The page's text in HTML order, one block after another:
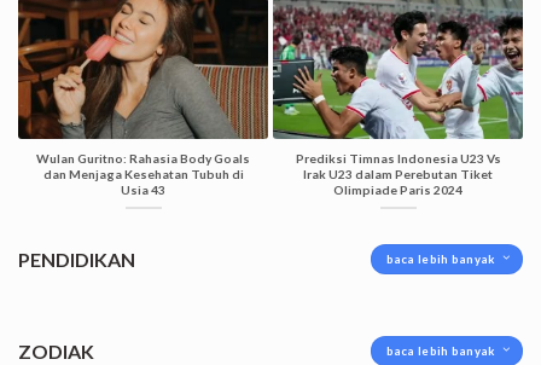
Wulan Guritno: Rahasia Body Goals
dan Menjaga Kesehatan Tubuh di
Usia 43
Prediksi Timnas Indonesia U23 Vs
Irak U23 dalam Perebutan Tiket
Olimpiade Paris 2024
PENDIDIKAN baca lebih banyak
ZODIAK baca lebih banyak